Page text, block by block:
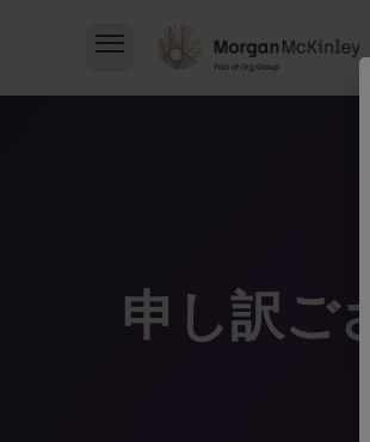
申し訳ご